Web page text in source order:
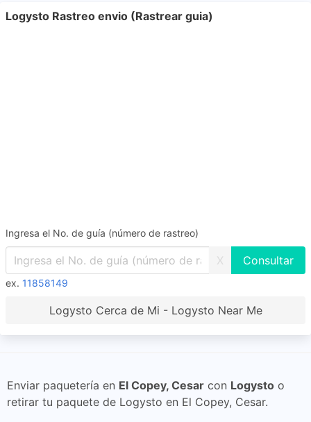
Logysto Rastreo envio (Rastrear guia)
Ingresa el No. de guía (número de rastreo)
X
ex. 11858149
Logysto Cerca de Mi - Logysto Near Me
Enviar paquetería en El Copey, Cesar con Logysto o
retirar tu paquete de Logysto en El Copey, Cesar.